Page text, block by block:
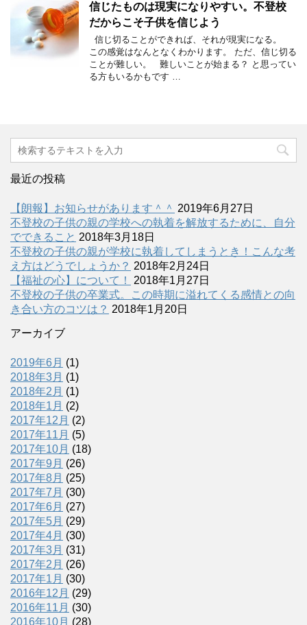
信じたものは現実になりやすい。不登校
だからこそ子供を信じよう
信じ切ることができれば、それが現実になる。
この感覚はなんとなくわかります。 ただ、信じ切る
ことが難しい。 難しいことが始まる？ と思ってい
る方もいるかもです …
最近の投稿
【朗報】お知らせがあります＾＾ 2019年6月27日
不登校の子供の親の学校への執着を解放するために、自分
でできること 2018年3月18日
不登校の子供の親が学校に執着してしまうとき！こんな考
え方はどうでしょうか？ 2018年2月24日
【福祉の心】について！
2018年1月27日
不登校の子供の卒業式。この時期に溢れてくる感情との向
き合い方のコツは？ 2018年1月20日
アーカイブ
2019年6月 (1)
2018年3月 (1)
2018年2月 (1)
2018年1月 (2)
2017年12月 (2)
2017年11月 (5)
2017年10月 (18)
2017年9月 (26)
2017年8月 (25)
2017年7月 (30)
2017年6月 (27)
2017年5月 (29)
2017年4月 (30)
2017年3月 (31)
2017年2月 (26)
2017年1月 (30)
2016年12月 (29)
2016年11月 (30)
2016年10月 (28)